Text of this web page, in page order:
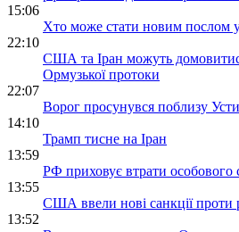
15:06
Хто може стати новим
22:10
США та Іран можуть
Ормузької протоки
22:07
Ворог просунувся поблизу
14:10
Трамп тисне на Іран
13:59
РФ приховує втрати особового
13:55
США ввели нові санкції проти
13:52